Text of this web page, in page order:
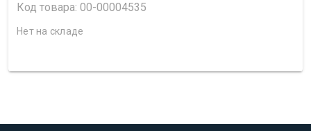
Код товара: 00-00004535
Нет на складе